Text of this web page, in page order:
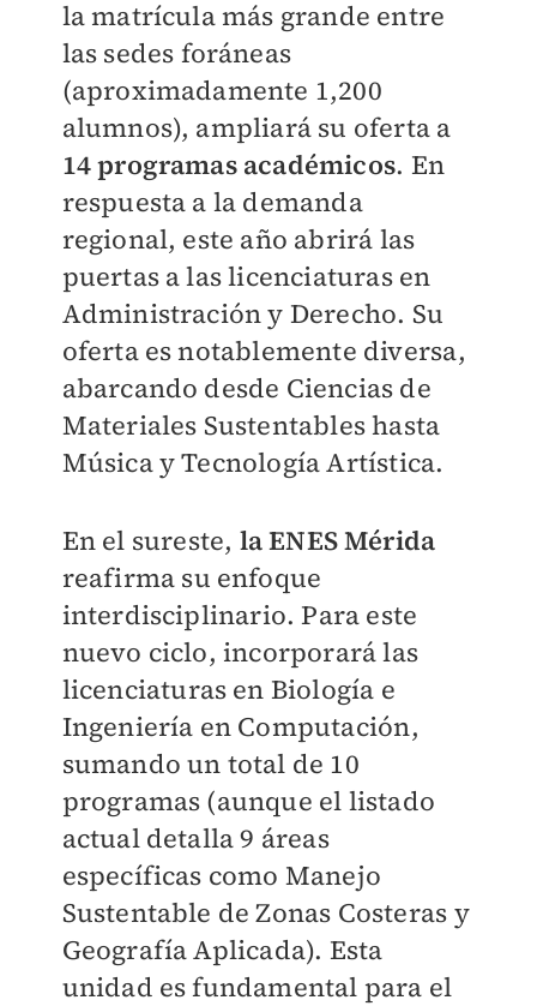
la matrícula más grande entre
las sedes foráneas
(aproximadamente 1,200
alumnos), ampliará su oferta a
14 programas académicos. En
respuesta a la demanda
regional, este año abrirá las
puertas a las licenciaturas en
Administración y Derecho. Su
oferta es notablemente diversa,
abarcando desde Ciencias de
Materiales Sustentables hasta
Música y Tecnología Artística.
En el sureste, la ENES Mérida
reafirma su enfoque
interdisciplinario. Para este
nuevo ciclo, incorporará las
licenciaturas en Biología e
Ingeniería en Computación,
sumando un total de 10
programas (aunque el listado
actual detalla 9 áreas
específicas como Manejo
Sustentable de Zonas Costeras y
Geografía Aplicada). Esta
unidad es fundamental para el